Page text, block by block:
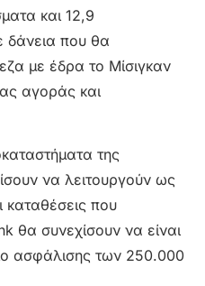
και 12,9
δάνεια που θα
με έδρα το Μίσιγκαν
αγοράς και
της
να λειτουργούν ως
καταθέσεις που
θα συνεχίσουν να είναι
ασφάλισης των 250.000